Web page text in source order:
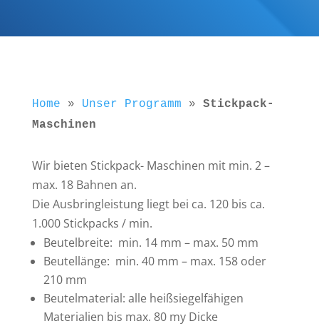
Home » Unser Programm » Stickpack-
Maschinen
Wir bieten Stickpack- Maschinen mit min. 2 –
max. 18 Bahnen an.
Die Ausbringleistung liegt bei ca. 120 bis ca.
1.000 Stickpacks / min.
Beutelbreite: min. 14 mm – max. 50 mm
Beutellänge: min. 40 mm – max. 158 oder
210 mm
Beutelmaterial: alle heißsiegelfähigen
Materialien bis max. 80 my Dicke